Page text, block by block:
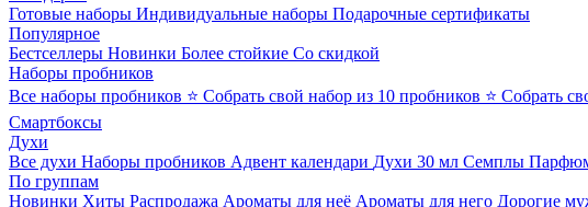
Готовые наборы Индивидуальные наборы Подарочные сертификаты
Популярное
Бестселлеры Новинки Более стойкие Со скидкой
Наборы пробников
Все наборы пробников ⭐ Собрать свой набор из 10 пробников ⭐ Собрать
Смартбоксы
Духи
Все духи Наборы пробников Адвент календари Духи 30 мл Семплы
По группам
Новинки Хиты Распродажа Ароматы для неё Ароматы для него Дорогие